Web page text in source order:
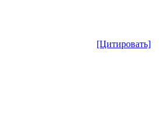
[Цитировать]